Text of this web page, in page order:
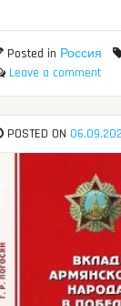
Posted in Россия
Leave a comment
POSTED ON